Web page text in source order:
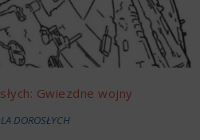
Gwiezdne wojny
DOROSŁYCH